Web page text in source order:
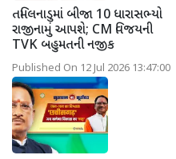
તમિલનાડુમાં બીજા 10 ધારાસભ્યો
રાજીનામું આપશે; CM વિજયની
TVK બહુમતની નજીક
Published On 12 Jul 2026 13:47:00